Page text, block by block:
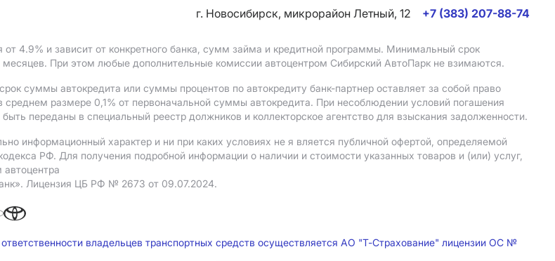
г. Новосибирск, микрорайон Летный, 12 +7 (383) 207-88-74
от 4.9% и зависит от конкретного банка, сумм займа и кредитной программы. Минимальный срок
При этом любые дополнительные комиссии автоцентром Сибирский АвтоПарк не взимаются.
суммы автокредита или суммы процентов по автокредиту банк-партнер оставляет за собой право
среднем размере 0,1% от первоначальной суммы автокредита. При несоблюдении условий погашения
переданы в специальный реестр должников и коллекторское агентство для взыскания задолженности.
информационный характер и ни при каких условиях не я вляется публичной офертой, определяемой
РФ. Для получения подробной информации о наличии и стоимости указанных товаров и (или) услуг,
Лицензия ЦБ РФ № 2673 от 09.07.2024.
владельцев транспортных средств осуществляется АО "Т-Страхование" лицензии ОС №